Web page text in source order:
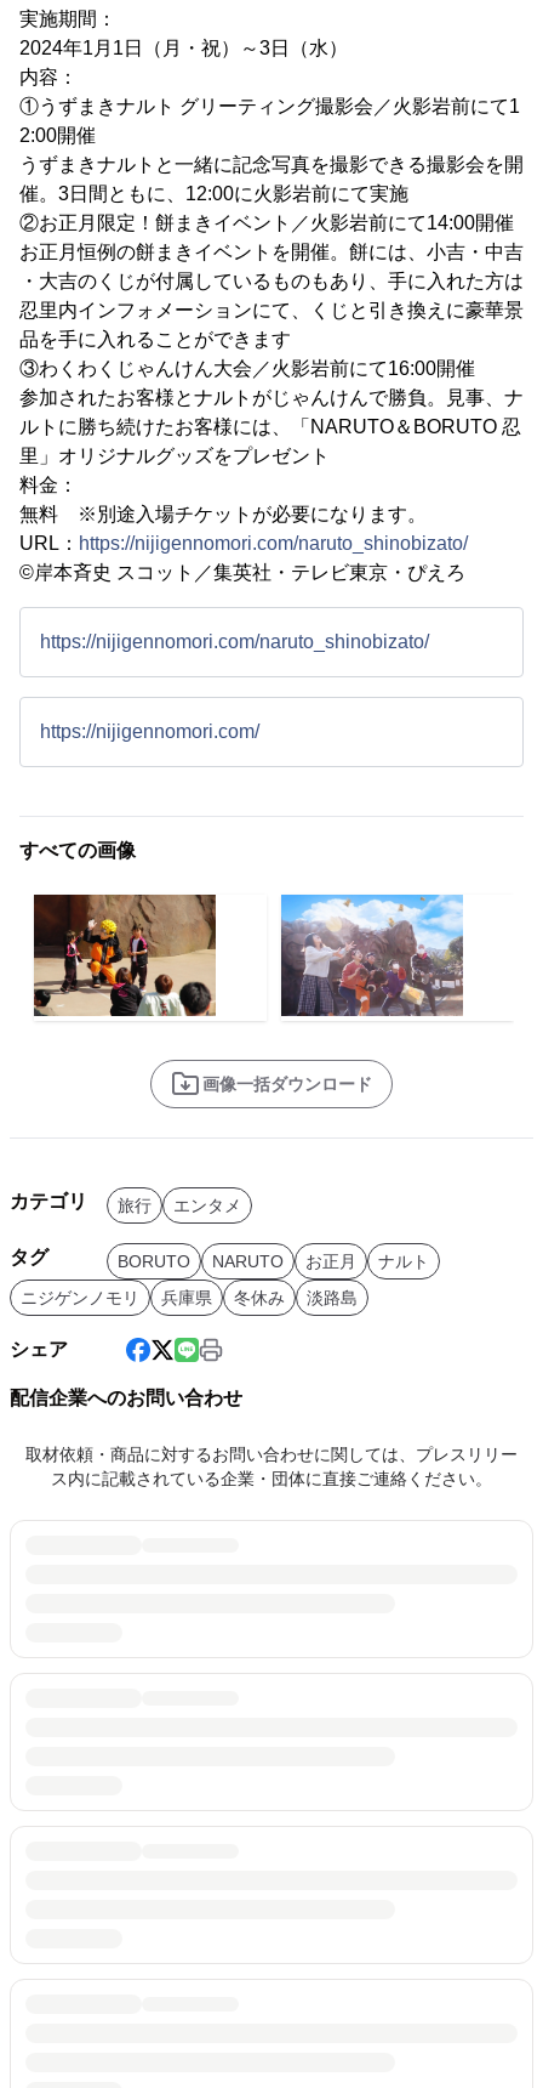
実施期間：
2024年1月1日（月・祝）～3日（水）
内容：
①うずまきナルト グリーティング撮影会／火影岩前にて1
2:00開催
うずまきナルトと一緒に記念写真を撮影できる撮影会を開
催。3日間ともに、12:00に火影岩前にて実施
②お正月限定！餅まきイベント／火影岩前にて14:00開催
お正月恒例の餅まきイベントを開催。餅には、小吉・中吉
・大吉のくじが付属しているものもあり、手に入れた方は
忍里内インフォメーションにて、くじと引き換えに豪華景
品を手に入れることができます
③わくわくじゃんけん大会／火影岩前にて16:00開催
参加されたお客様とナルトがじゃんけんで勝負。見事、ナ
ルトに勝ち続けたお客様には、「NARUTO＆BORUTO 忍
里」オリジナルグッズをプレゼント
料金：
無料 ※別途入場チケットが必要になります。
URL： https://nijigennomori.com/naruto_shinobizato/
©岸本斉史 スコット／集英社・テレビ東京・ぴえろ
https://nijigennomori.com/naruto_shinobizato/
https://nijigennomori.com/
すべての画像
画像一括ダウンロード
カテゴリ 旅行 エンタメ
タグ BORUTO NARUTO お正月
ナルト
ニジゲンノモリ
兵庫県 冬休み 淡路島
シェア
配信企業へのお問い合わせ
取材依頼・商品に対するお問い合わせに関しては、プレスリリー
ス内に記載されている企業・団体に直接ご連絡ください。